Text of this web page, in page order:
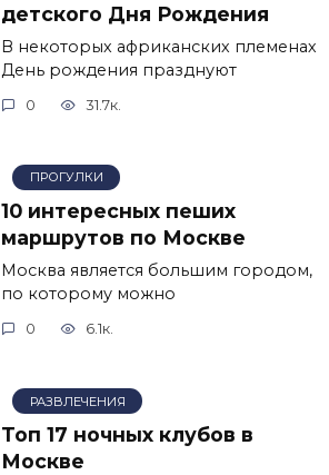
детского Дня Рождения
В некоторых африканских племенах
День рождения празднуют
0 31.7к.
ПРОГУЛКИ
10 интересных пеших
маршрутов по Москве
Москва является большим городом,
по которому можно
0 6.1к.
РАЗВЛЕЧЕНИЯ
Топ 17 ночных клубов в
Москве